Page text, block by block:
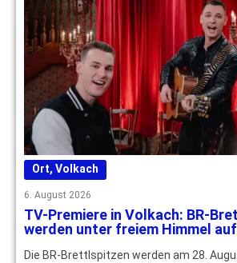
Ort, Volkach
6. August 2026
TV-Premiere in Volkach: BR-
werden unter freiem Himmel
Die BR-Brettlspitzen werden am 28.